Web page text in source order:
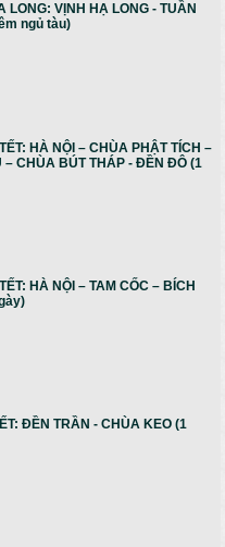
LONG: VỊNH HẠ LONG - TUẦN
ngủ tàu)
HÀ NỘI – CHÙA PHẬT TÍCH –
– CHÙA BÚT THÁP - ĐỀN ĐÔ (1
HÀ NỘI – TAM CỐC – BÍCH
ĐỀN TRẦN - CHÙA KEO (1